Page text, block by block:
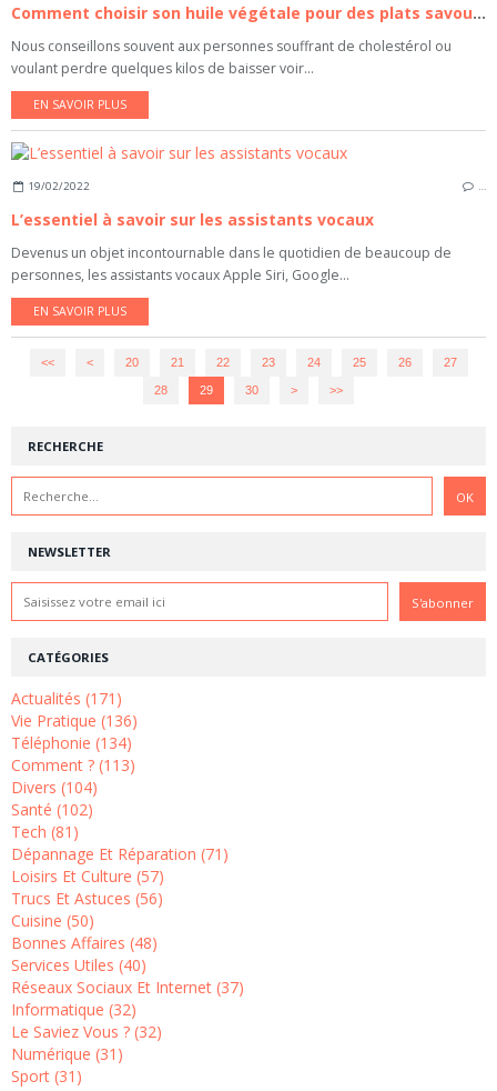
Comment choisir son huile végétale pour des plats savoureux et sains ?
Nous conseillons souvent aux personnes souffrant de cholestérol ou
voulant perdre quelques kilos de baisser voir...
EN SAVOIR PLUS
19/02/2022
L’essentiel à savoir sur les assistants vocaux
Devenus un objet incontournable dans le quotidien de beaucoup de
personnes, les assistants vocaux Apple Siri, Google...
EN SAVOIR PLUS
<< < 10
20 21 22 23 24 25 26 27
28 29 30 40
50
60
> >>
NEWSLETTER
RECHERCHE
CATÉGORIES
Actualités (171)
Vie Pratique (136)
Téléphonie (134)
Comment ? (113)
Divers (104)
Santé (102)
Tech (81)
Dépannage Et Réparation (71)
Loisirs Et Culture (57)
Trucs Et Astuces (56)
Cuisine (50)
Bonnes Affaires (48)
Services Utiles (40)
Réseaux Sociaux Et Internet (37)
Informatique (32)
Le Saviez Vous ? (32)
Numérique (31)
Sport (31)